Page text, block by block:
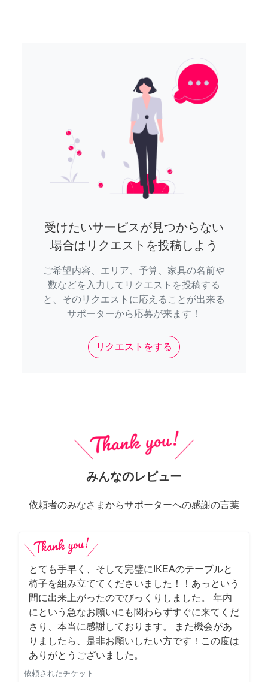
受けたいサービスが見つからない
場合はリクエストを投稿しよう
ご希望内容、エリア、予算、家具の名前や
数などを入力してリクエストを投稿する
と、そのリクエストに応えることが出来る
サポーターから応募が来ます！
リクエストをする
みんなのレビュー
依頼者のみなさまからサポーターへの感謝の言葉
とても手早く、そして完璧にIKEAのテーブルと
椅子を組み立ててくださいました！！あっという
間に出来上がったのでびっくりしました。 年内
にという急なお願いにも関わらずすぐに来てくだ
さり、本当に感謝しております。 また機会があ
りましたら、是非お願いしたい方です！この度は
ありがとうございました。
依頼されたチケット